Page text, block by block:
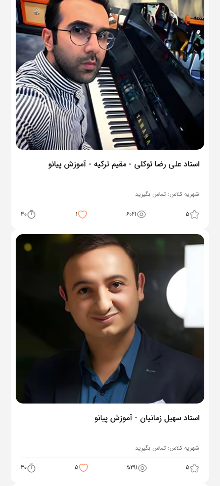
استاد علی رضا توکلی - مقیم ترکیه - آموزش پیانو
شهریه کلاس: تماس بگیرید
5
6021
1
30
استاد سهیل زمانیان - آموزش پیانو
شهریه کلاس: تماس بگیرید
5
5291
5
30